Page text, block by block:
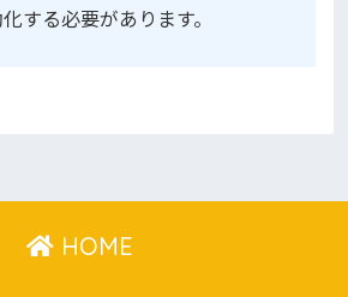
する必要があります。
HOME